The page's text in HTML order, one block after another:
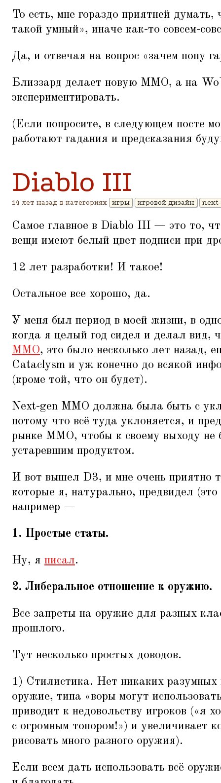
То есть, мне гораздо приятней думать,
такой умный», иначе как-то совсем-
Да, и отвечая на вопрос «зачем попу
Близзард делает новую ММО, а на
экспериментировать.
(Если попросите, в следующем посте
работают гадания и предсказания
Diablo III
14 лет назад в категориях игры игровой дизайн
Самое главное в Diablo III — это то,
вещи имеют белый цвет подписи при
12 лет разработки! И такое!
Остальное все хорошо, да.
У меня был период в моей жизни, в
когда я целый год сидел и делал вид,
MMO, это было несколько лет назад,
Cataclysm и уж конечно до всякой
(кроме той, что он будет).
Next-gen MMO должна была быть с
потому что всё туда уклоняется, и
рынке ММО, чтобы к своему выходу не
устаревшим продуктом.
И вот вышел D3, и мне очень приятно
которые я, натурально, предвидел
например —
1. Простые статы.
Ну, я писал.
2. Либеральное отношение к оружию.
Все запреты на оружие для разных
прошлого.
Тут несколько простых доводов.
1) Стилистика. Нет никаких разумных
оружие, типа «воры могут
приводит к недовольству игроков («я
с огромным топором!») и увеличивает
рисовать много разного оружия).
Если всем дать использовать всё